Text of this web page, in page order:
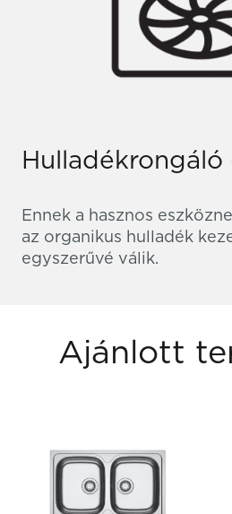
Ennek a hasznos
az organikus hulladék
egyszerűvé válik.
Ajánlott